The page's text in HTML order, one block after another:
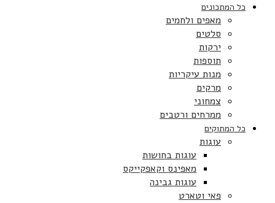
כל המתכונים
מאפים ולחמים
סלטים
ירקות
תוספות
מנות עיקריות
מרקים
צמחוני
ממרחים ורטבים
כל המתוקים
עוגות
עוגות בחושות
מאפינס וקאפקייקס
עוגות גבינה
פאי וטארט